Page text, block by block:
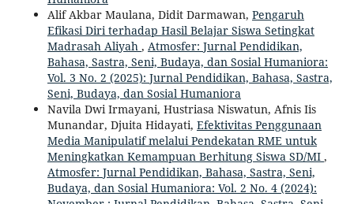
Alif Akbar Maulana, Didit Darmawan, Pengaruh
Efikasi Diri terhadap Hasil Belajar Siswa Setingkat
Madrasah Aliyah , Atmosfer: Jurnal Pendidikan,
Bahasa, Sastra, Seni, Budaya, dan Sosial Humaniora:
Vol. 3 No. 2 (2025): Jurnal Pendidikan, Bahasa, Sastra,
Seni, Budaya, dan Sosial Humaniora
Navila Dwi Irmayani, Hustriasa Niswatun, Afnis Iis
Munandar, Djuita Hidayati, Efektivitas Penggunaan
Media Manipulatif melalui Pendekatan RME untuk
Meningkatkan Kemampuan Berhitung Siswa SD/MI ,
Atmosfer: Jurnal Pendidikan, Bahasa, Sastra, Seni,
Budaya, dan Sosial Humaniora: Vol. 2 No. 4 (2024):